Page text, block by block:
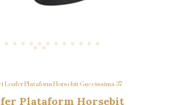
Loafer Plataform Horsebit Guccissima 37
Plataform Horsebit